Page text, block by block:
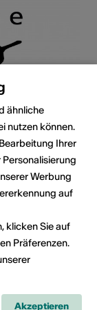
ähnliche
nutzen können.
Ihrer
Werbung
auf
klicken Sie auf
Präferenzen.
Akzeptieren